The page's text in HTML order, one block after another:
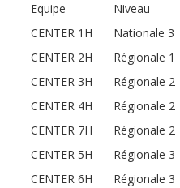
Equipe
Niveau
CENTER 1H
Nationale 3
CENTER 2H
Régionale 1
CENTER 3H
Régionale 2
CENTER 4H
Régionale 2
CENTER 7H
Régionale 2
CENTER 5H
Régionale 3
CENTER 6H
Régionale 3